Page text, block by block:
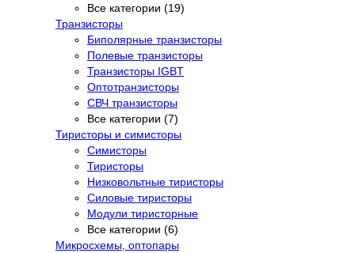
Все категории (19)
Транзисторы
Биполярные транзисторы
Полевые транзисторы
Транзисторы IGBT
Оптотранзисторы
СВЧ транзисторы
Все категории (7)
Тиристоры и симисторы
Симисторы
Тиристоры
Низковольтные тиристоры
Силовые тиристоры
Модули тиристорные
Все категории (6)
Микросхемы, оптопары